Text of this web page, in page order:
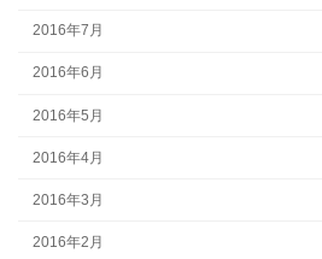
2016年7月
2016年6月
2016年5月
2016年4月
2016年3月
2016年2月